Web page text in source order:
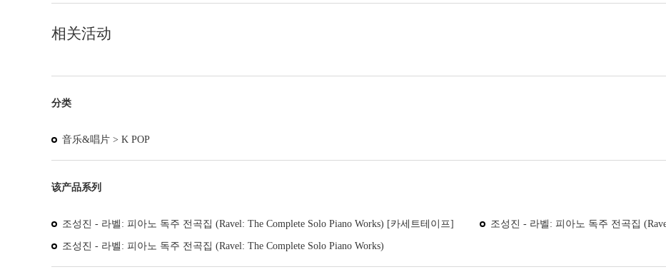
相关活动
分类
音乐&唱片 > K POP
该产品系列
조성진 - 라벨: 피아노 독주 전곡집 (Ravel: The Complete Solo Piano Works) [카세트테이프] 조성진 - 라벨: 피아노 독주 전곡집
조성진 - 라벨: 피아노 독주 전곡집 (Ravel: The Complete Solo Piano Works)